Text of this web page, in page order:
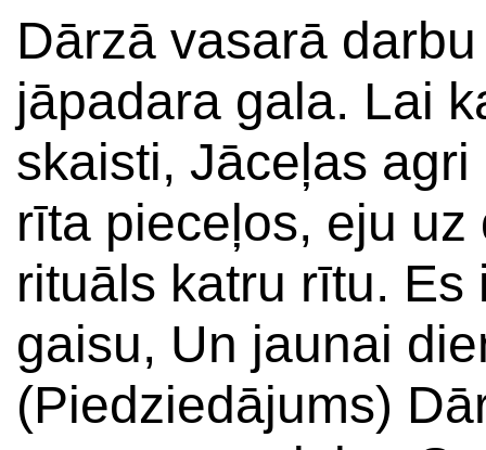
Dārzā vasarā
jāpadara gala. Lai
skaisti, Jāceļas
rīta pieceļos, eju uz
rituāls katru rītu.
gaisu, Un jaunai
(Piedziedājums)